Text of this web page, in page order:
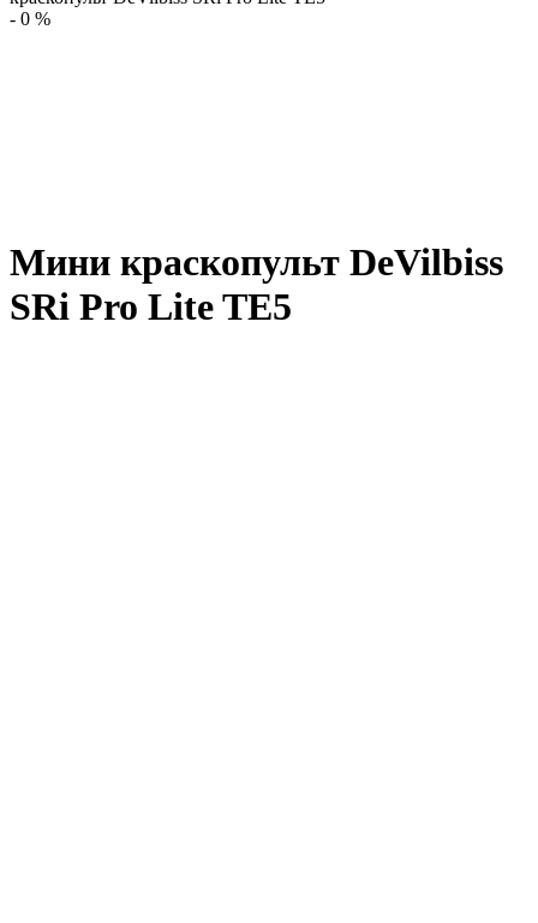
- 0 %
Мини краскопульт DeVilbiss
SRi Pro Lite TE5